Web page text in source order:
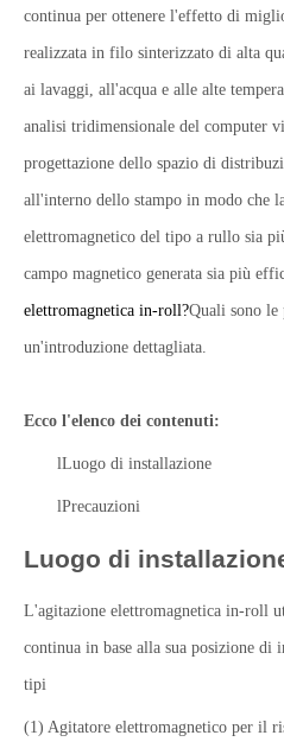
continua per ottenere l'effetto di
realizzata in filo sinterizzato di alta
ai lavaggi, all'acqua e alle alte
analisi tridimensionale del computer
progettazione dello spazio di
all'interno dello stampo in modo che
elettromagnetico del tipo a rullo sia
campo magnetico generata sia più
elettromagnetica in-roll?Quali sono le
un'introduzione dettagliata.
Ecco l'elenco dei contenuti:
lLuogo di installazione
lPrecauzioni
Luogo di
L'agitazione elettromagnetica in-roll
continua in base alla sua posizione di
tipi
(1) Agitatore elettromagnetico per il